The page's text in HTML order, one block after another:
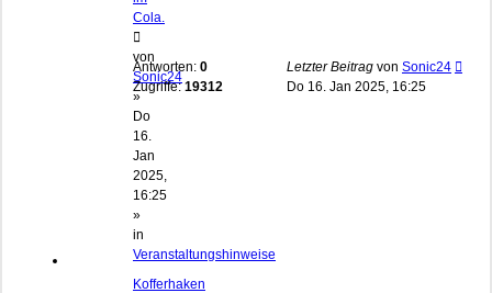
Cola.
von
Sonic24
»
Do
16.
Jan
2025,
16:25
»
in
Veranstaltungshinweise
Antworten: 0
Zugriffe:19312
Letzter Beitrag von Sonic24
Do 16. Jan 2025, 16:25
Kofferhaken